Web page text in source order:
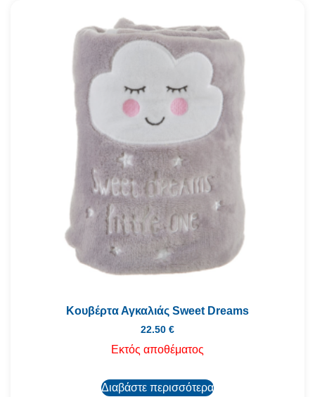
Κουβέρτα Αγκαλιάς Sweet Dreams
22.50 €
Εκτός αποθέματος
Διαβάστε περισσότερα